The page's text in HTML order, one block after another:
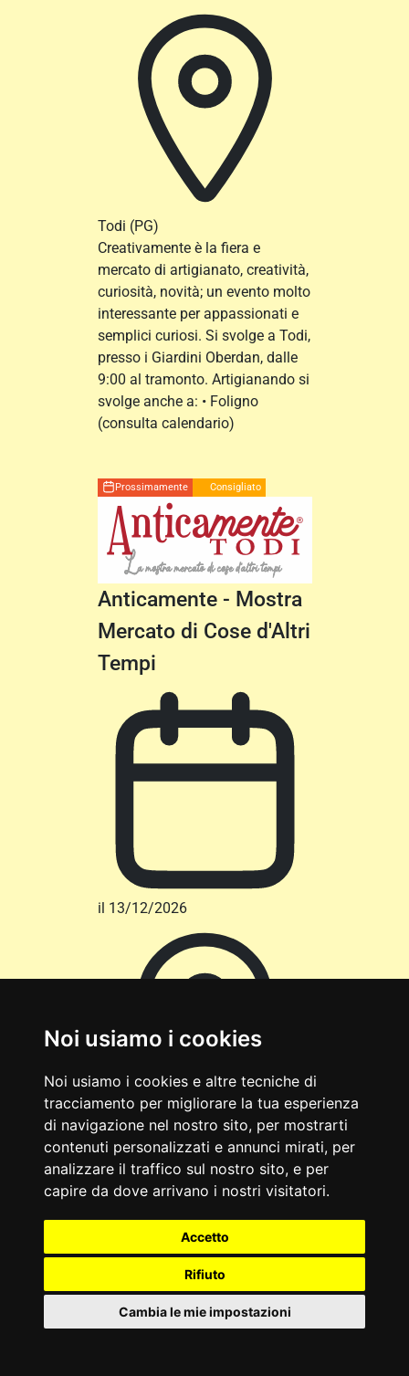
Noi usiamo i cookies
Noi usiamo i cookies e altre tecniche di
tracciamento per migliorare la tua esperienza
di navigazione nel nostro sito, per mostrarti
contenuti personalizzati e annunci mirati, per
analizzare il traffico sul nostro sito, e per
capire da dove arrivano i nostri visitatori.
Accetto
Rifiuto
Cambia le mie impostazioni
Todi (PG)
Creativamente è la fiera e
mercato di artigianato, creatività,
curiosità, novità; un evento molto
interessante per appassionati e
semplici curiosi. Si svolge a Todi,
presso i Giardini Oberdan, dalle
9:00 al tramonto. Artigianando si
svolge anche a: • Foligno
(consulta calendario)
Prossimamente Consigliato
Anticamente - Mostra
Mercato di Cose d'Altri
Tempi
il 13/12/2026
Ponte Rio (PG)
Anticamente è la fiera e mercato
di antiquariato, collezionismo,
molto interessante per
appassionati e semplici curiosi.
Si svolge a Todi, in località Ponte
Rio, dalle 9:00 al tramonto.
Anticamente si svolge anche a: •